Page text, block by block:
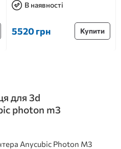
В наявності
5520 грн Купити
для 3d
photon m3
Anycubic Photon M3